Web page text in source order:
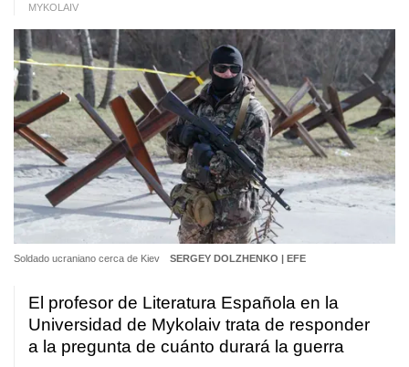
MYKOLAIV
Soldado ucraniano cerca de Kiev SERGEY DOLZHENKO | EFE
El profesor de Literatura Española en la
Universidad de Mykolaiv trata de responder
a la pregunta de cuánto durará la guerra